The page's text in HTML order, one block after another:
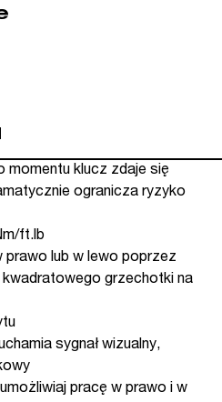
momentu klucz zdaje się
ogranicza ryzyko
ft.lb
lub w lewo poprzez
kwadratowego grzechotki na
sygnał wizualny,
pracę w prawo i w